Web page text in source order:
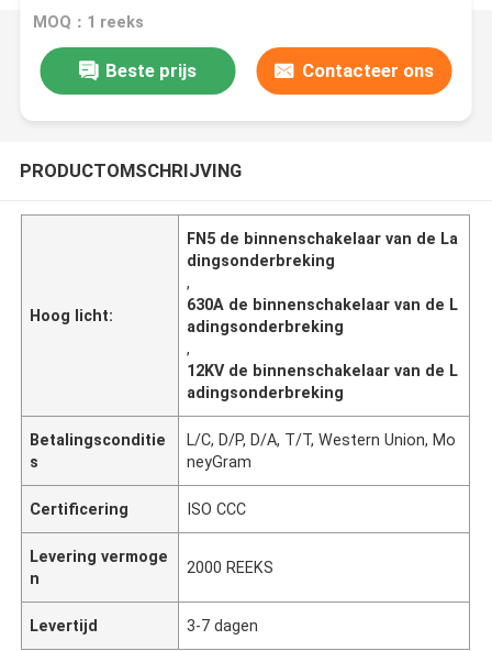
Zekering
MOQ：1 reeks
Beste prijs Contacteer ons
PRODUCTOMSCHRIJVING
Hoog licht:
FN5 de binnenschakelaar van de La
dingsonderbreking
,
630A de binnenschakelaar van de L
adingsonderbreking
,
12KV de binnenschakelaar van de L
adingsonderbreking
Betalingsconditie
s
L/C, D/P, D/A, T/T, Western Union, Mo
neyGram
Certificering ISO CCC
Levering vermoge
n
2000 REEKS
Levertijd 3-7 dagen